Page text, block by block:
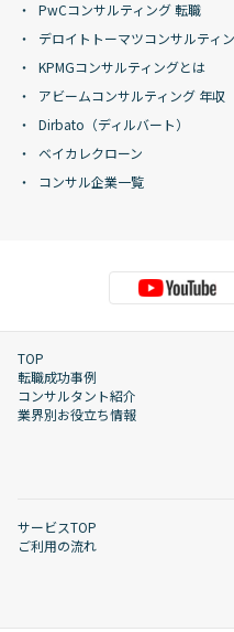
PwCコンサルティング 転職
デロイトトーマツコンサルティ
KPMGコンサルティングとは
アビームコンサルティング 年収
Dirbato（ディルバート）
ベイカレクローン
コンサル企業一覧
TOP
転職成功事例
コンサルタント紹介
業界別お役立ち情報
サービスTOP
ご利用の流れ